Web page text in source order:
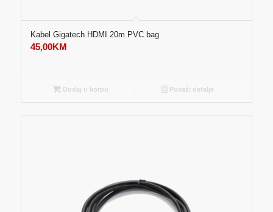
Kabel Gigatech HDMI 20m PVC bag
45,00KM
Dodaj u korpu Pokaži detalje